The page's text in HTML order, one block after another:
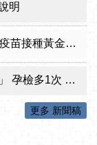
明
站及98家合約院所接種服務
媽咪「超」安心！
更多 新聞稿